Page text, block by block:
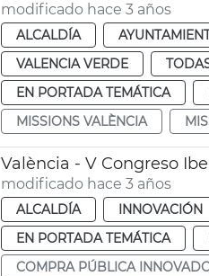
modificado hace 3 años
ALCALDÍA
VALENCIA VERDE
EN PORTADA TEMÁTICA
MISSIONS VALÈNCIA
València - V Congreso
modificado hace 3 años
ALCALDÍA INNOVACIÓN
EN PORTADA TEMÁTICA
COMPRA PÚBLICA